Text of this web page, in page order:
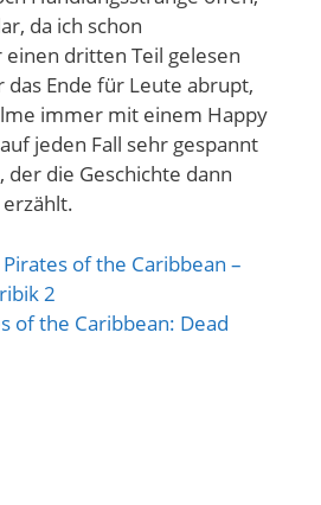
da ich schon
dritten Teil gelesen
das Ende für Leute abrupt,
immer mit einem Happy
jeden Fall sehr gespannt
die Geschichte dann
of the Caribbean –
2
of the Caribbean: Dead